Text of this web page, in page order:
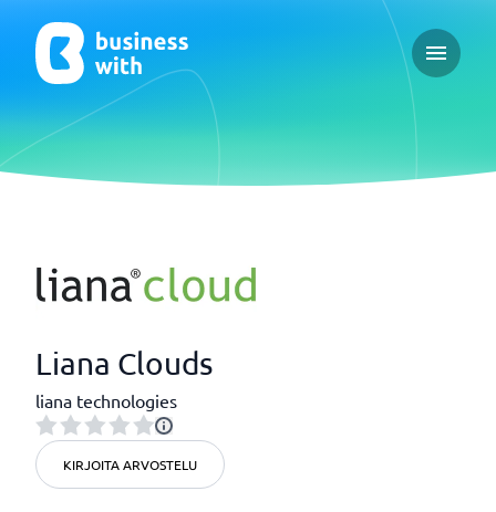
Open
Liana Clouds
liana technologies
KIRJOITA ARVOSTELU